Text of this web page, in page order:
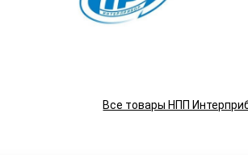
Все товары НПП